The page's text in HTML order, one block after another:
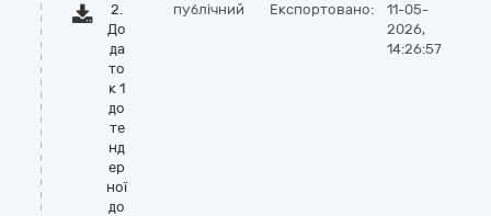
2.
До
да
то
к 1
до
те
нд
ер
ної
до
публічний Експортовано:
11-05-
2026,
14:26:57